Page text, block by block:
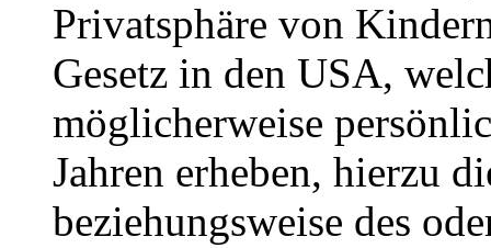
Privatsphäre von
Gesetz in den USA,
möglicherweise
Jahren erheben, hierzu
beziehungsweise des